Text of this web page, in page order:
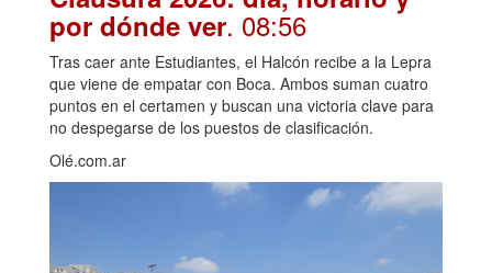
por dónde ver. 08:56
Tras caer ante Estudiantes, el Halcón recibe a la Lepra
que viene de empatar con Boca. Ambos suman cuatro
puntos en el certamen y buscan una victoria clave para
no despegarse de los puestos de clasificación.
Olé.com.ar